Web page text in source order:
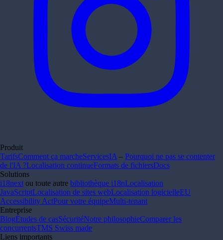
Produit
TarifsComment ça marcheServicesIA– Pourquoi ne pas se contenter
de l'IA ?Localisation continueFormats de fichiersDocs
Solutions
i18nextou toute autre bibliothèque i18nLocalisation
JavaScriptLocalisation de sites webLocalisation logicielleEU
Accessibility ActPour votre équipeMulti-tenant
Entreprise
BlogÉtudes de casSécuritéNotre philosophieComparer les
concurrentsTMS Swiss made
Liens importants